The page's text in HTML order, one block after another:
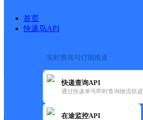
首页
快递鸟API
实时查询与订阅推送
快递查询API
通过快递单号即时查询物流轨迹
在途监控API
快运大全